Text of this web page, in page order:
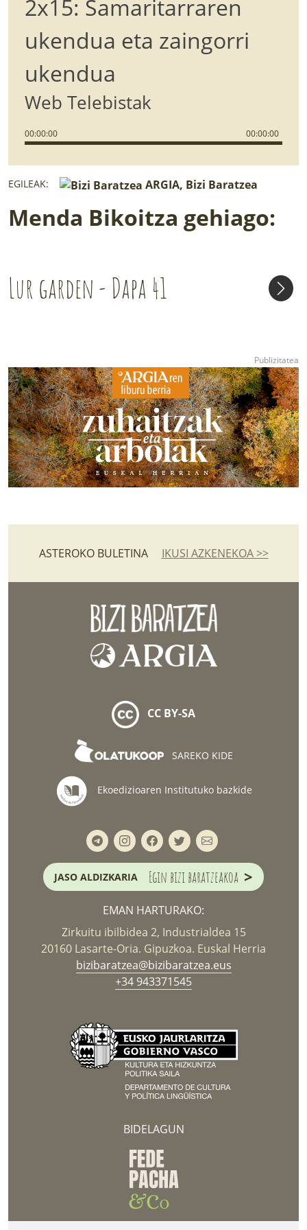
2x15: Samaritarraren
ukendua eta zaingorri
ukendua
Web Telebistak
00:00:00 00:00:00
EGILEAK: ARGIA, Bizi Baratzea
Menda Bikoitza gehiago:
Lur garden - Dapa 41
ASTEROKO BULETINA IKUSI AZKENEKOA >>
CC BY-SA
SAREKO KIDE
Ekoedizioaren Institutuko bazkide
JASO ALDIZKARIA Egin bizi baratzeakoa >
EMAN HARTURAKO:
Zirkuitu ibilbidea 2, Industrialdea 15
20160 Lasarte-Oria. Gipuzkoa. Euskal Herria
bizibaratzea@bizibaratzea.eus
+34 943371545
BIDELAGUN